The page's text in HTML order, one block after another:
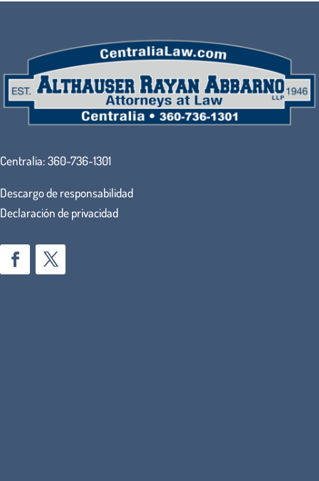
Centralia:360-736-1301
Descargo de responsabilidad
Declaración de privacidad